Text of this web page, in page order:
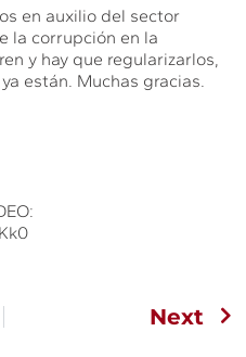
en auxilio del sector
la corrupción en la
y hay que regularizarlos,
están. Muchas gracias.
Next